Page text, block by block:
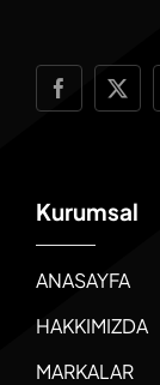
Kurumsal
ANASAYFA
HAKKIMIZDA
MARKALAR